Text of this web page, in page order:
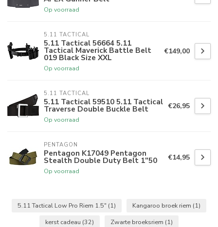
Op voorraad
5.11 TACTICAL
5.11 Tactical 56664 5.11
Tactical Maverick Battle Belt
019 Black Size XXL
Op voorraad
€149,00
5.11 TACTICAL
5.11 Tactical 59510 5.11 Tactical
Traverse Double Buckle Belt
Op voorraad
€26,95
PENTAGON
Pentagon K17049 Pentagon
Stealth Double Duty Belt 1"50
Op voorraad
€14,95
5.11 Tactical Low Pro Riem 1.5" (1) Kangaroo broek riem (1)
kerst cadeau (32) Zwarte broeksriem (1)